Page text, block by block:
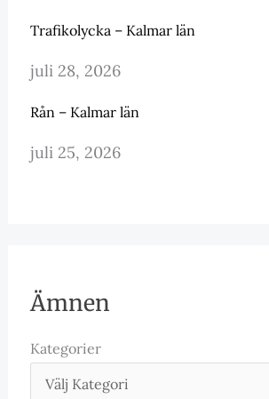
Trafikolycka – Kalmar län
juli 28, 2026
Rån – Kalmar län
juli 25, 2026
Ämnen
Kategorier